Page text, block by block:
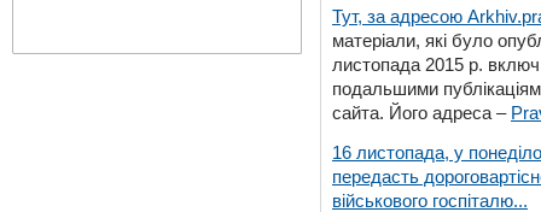
Тут, за адресою
матеріали, які було
листопада 2015 р.
подальшими
сайта. Його адреса –
16 листопада, у
передасть
військового госпіталю...